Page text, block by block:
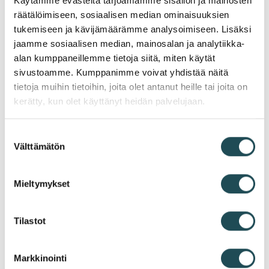
räätälöimiseen, sosiaalisen median ominaisuuksien
tukemiseen ja kävijämäärämme analysoimiseen. Lisäksi
jaamme sosiaalisen median, mainosalan ja analytiikka-
alan kumppaneillemme tietoja siitä, miten käytät
sivustoamme. Kumppanimme voivat yhdistää näitä
tietoja muihin tietoihin, joita olet antanut heille tai joita on
kerätty, kun olet käyttänyt heidän palvelujaan.
valinta
Välttämätön
Mieltymykset
Tilastot
Markkinointi
hyväksynyt sivuston evästeasetukset.
Lakimuutosten aikataulu ja
sisältö